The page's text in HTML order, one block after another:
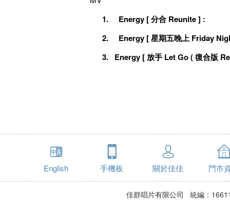
1.
Energy [ 分合 Reunite ] :
2.
Energy [ 星期五晚上 Friday
3. Energy [ 放手 Let Go ( 復合版
English 手機板 關於佳佳 門市
佳群唱片有限公司 統編：